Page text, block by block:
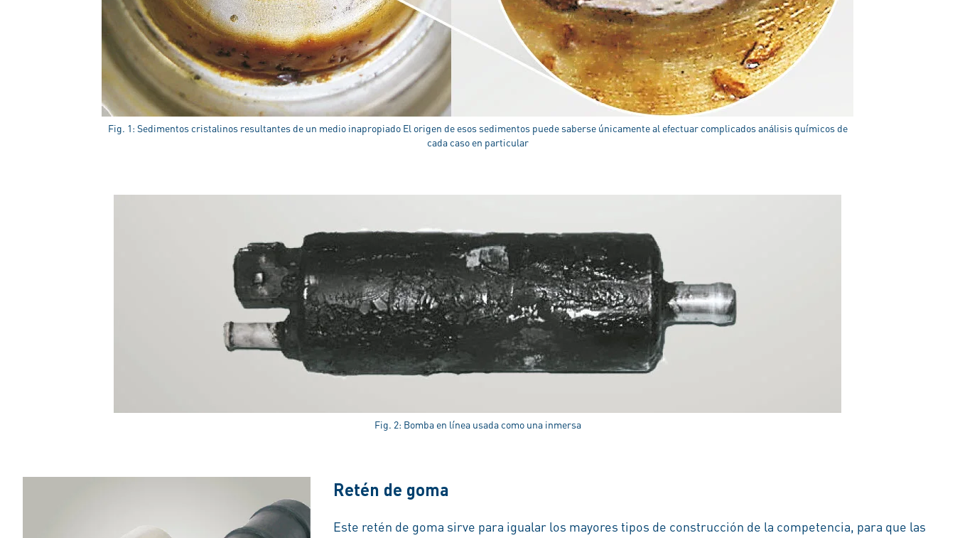
Fig. 1: Sedimentos cristalinos resultantes de un medio inapropiado El origen de esos sedimentos puede saberse únicamente al efectuar complicados análisis químicos de
cada caso en particular
Fig. 2: Bomba en línea usada como una inmersa
Retén de goma
Este retén de goma sirve para igualar los mayores tipos de construcción de la competencia, para que las